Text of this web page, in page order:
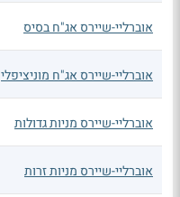
אוברליי-שיירס אג"ח בסיס
אוברליי-שיירס אג"ח מוניציפלי
אוברליי-שיירס מניות גדולות
אוברליי-שיירס מניות זרות